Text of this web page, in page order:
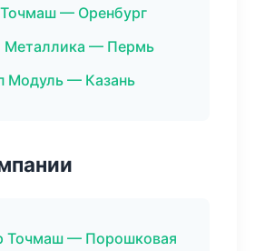
— Оренбург
— Пермь
Модуль — Казань
Точмаш — Порошковая